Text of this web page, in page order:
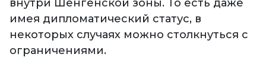
внутри Шенгенской зоны. То есть даже
имея дипломатический статус, в
некоторых случаях можно столкнуться с
ограничениями.